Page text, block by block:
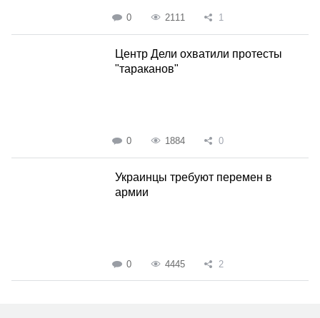
0 2111 1
Центр Дели охватили протесты
"тараканов"
0 1884 0
Украинцы требуют перемен в
армии
0 4445 2